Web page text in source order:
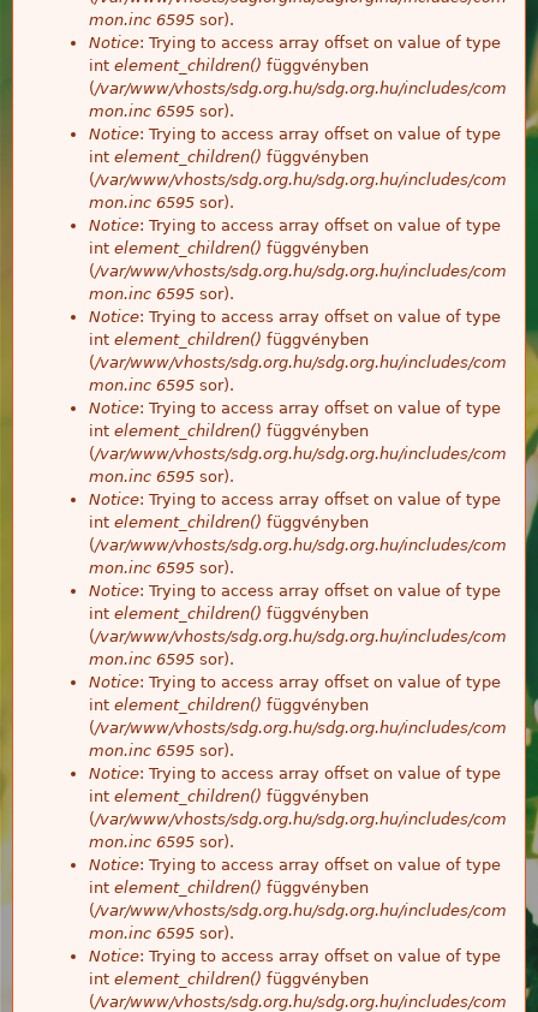
mon.inc 6595 sor).
Notice: Trying to access array offset on value of type
int element_children() függvényben
(/var/www/vhosts/sdg.org.hu/sdg.org.hu/includes/com
mon.inc 6595 sor).
Notice: Trying to access array offset on value of type
int element_children() függvényben
(/var/www/vhosts/sdg.org.hu/sdg.org.hu/includes/com
mon.inc 6595 sor).
Notice: Trying to access array offset on value of type
int element_children() függvényben
(/var/www/vhosts/sdg.org.hu/sdg.org.hu/includes/com
mon.inc 6595 sor).
Notice: Trying to access array offset on value of type
int element_children() függvényben
(/var/www/vhosts/sdg.org.hu/sdg.org.hu/includes/com
mon.inc 6595 sor).
Notice: Trying to access array offset on value of type
int element_children() függvényben
(/var/www/vhosts/sdg.org.hu/sdg.org.hu/includes/com
mon.inc 6595 sor).
Notice: Trying to access array offset on value of type
int element_children() függvényben
(/var/www/vhosts/sdg.org.hu/sdg.org.hu/includes/com
mon.inc 6595 sor).
Notice: Trying to access array offset on value of type
int element_children() függvényben
(/var/www/vhosts/sdg.org.hu/sdg.org.hu/includes/com
mon.inc 6595 sor).
Notice: Trying to access array offset on value of type
int element_children() függvényben
(/var/www/vhosts/sdg.org.hu/sdg.org.hu/includes/com
mon.inc 6595 sor).
Notice: Trying to access array offset on value of type
int element_children() függvényben
(/var/www/vhosts/sdg.org.hu/sdg.org.hu/includes/com
mon.inc 6595 sor).
Notice: Trying to access array offset on value of type
int element_children() függvényben
(/var/www/vhosts/sdg.org.hu/sdg.org.hu/includes/com
mon.inc 6595 sor).
Notice: Trying to access array offset on value of type
int element_children() függvényben
(/var/www/vhosts/sdg.org.hu/sdg.org.hu/includes/com